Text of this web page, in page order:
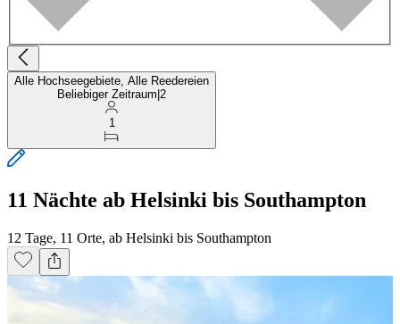
Alle Hochseegebiete, Alle Reedereien
Beliebiger Zeitraum 2
1
11 Nächte ab Helsinki bis Southampton
12 Tage, 11 Orte, ab Helsinki bis Southampton